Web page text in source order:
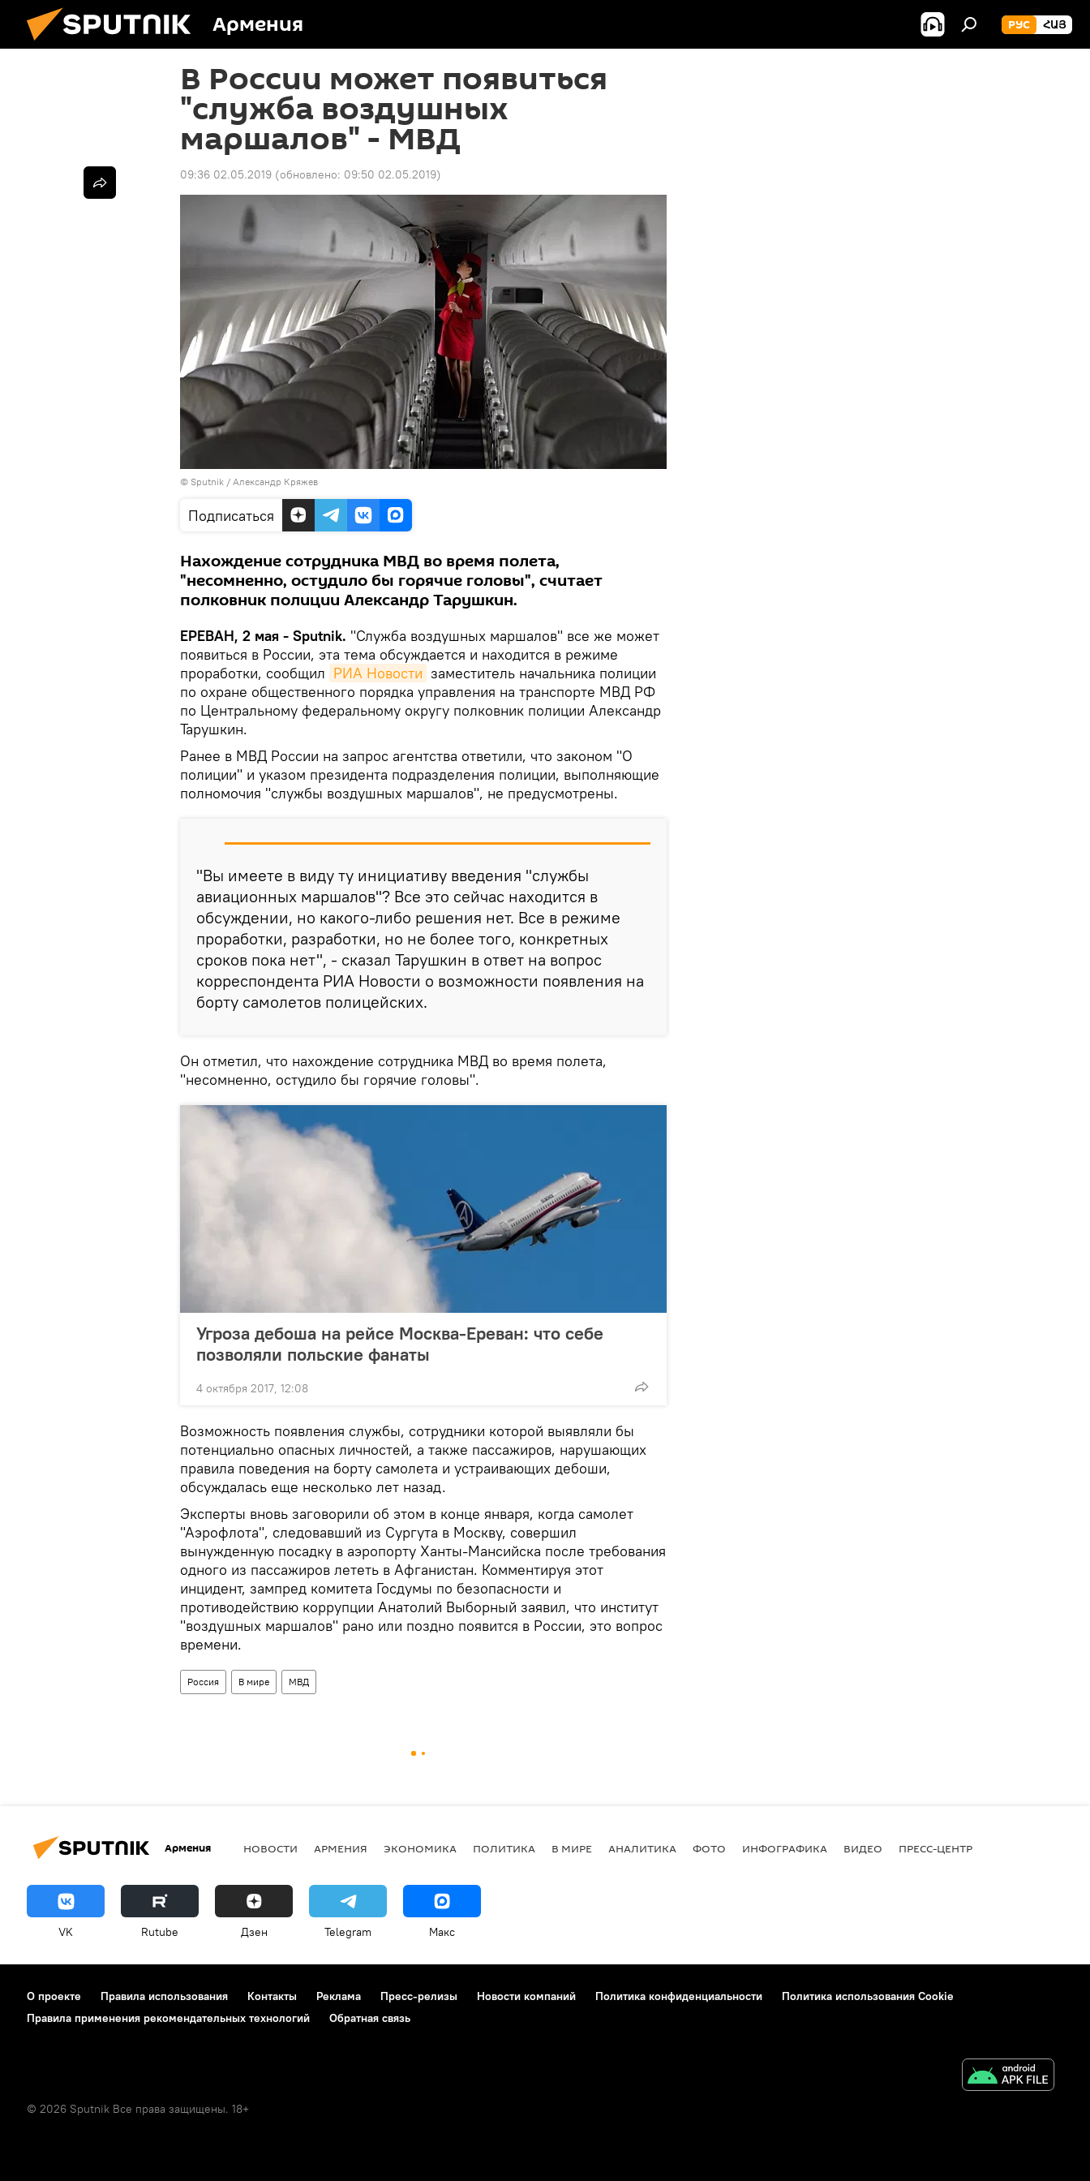
Армения РУС ՀԱՅ
В России может появиться
"служба воздушных
маршалов" - МВД
09:36 02.05.2019 (обновлено: 09:50 02.05.2019)
© Sputnik / Александр Кряжев
Подписаться
Нахождение сотрудника МВД во время полета,
"несомненно, остудило бы горячие головы", считает
полковник полиции Александр Тарушкин.
ЕРЕВАН, 2 мая - Sputnik. "Служба воздушных маршалов" все же может
появиться в России, эта тема обсуждается и находится в режиме
проработки, сообщил РИА Новости заместитель начальника полиции
по охране общественного порядка управления на транспорте МВД РФ
по Центральному федеральному округу полковник полиции Александр
Тарушкин.
Ранее в МВД России на запрос агентства ответили, что законом "О
полиции" и указом президента подразделения полиции, выполняющие
полномочия "службы воздушных маршалов", не предусмотрены.
"Вы имеете в виду ту инициативу введения "службы
авиационных маршалов"? Все это сейчас находится в
обсуждении, но какого-либо решения нет. Все в режиме
проработки, разработки, но не более того, конкретных
сроков пока нет", - сказал Тарушкин в ответ на вопрос
корреспондента РИА Новости о возможности появления на
борту самолетов полицейских.
Он отметил, что нахождение сотрудника МВД во время полета,
"несомненно, остудило бы горячие головы".
Угроза дебоша на рейсе Москва-Ереван: что себе
позволяли польские фанаты
4 октября 2017, 12:08
Возможность появления службы, сотрудники которой выявляли бы
потенциально опасных личностей, а также пассажиров, нарушающих
правила поведения на борту самолета и устраивающих дебоши,
обсуждалась еще несколько лет назад.
Эксперты вновь заговорили об этом в конце января, когда самолет
"Аэрофлота", следовавший из Сургута в Москву, совершил
вынужденную посадку в аэропорту Ханты-Мансийска после требования
одного из пассажиров лететь в Афганистан. Комментируя этот
инцидент, зампред комитета Госдумы по безопасности и
противодействию коррупции Анатолий Выборный заявил, что институт
"воздушных маршалов" рано или поздно появится в России, это вопрос
времени.
Россия В мире МВД
Армения НОВОСТИ АРМЕНИЯ ЭКОНОМИКА ПОЛИТИКА В МИРЕ АНАЛИТИКА ФОТО ИНФОГРАФИКА ВИДЕО ПРЕСС-ЦЕНТР
VK Rutube Дзен Telegram Макс
О проекте Правила использования Контакты Реклама Пресс-релизы Новости компаний Политика конфиденциальности
Политика использования Cookie
Правила применения рекомендательных технологий
Обратная связь
© 2026 Sputnik Все права защищены. 18+